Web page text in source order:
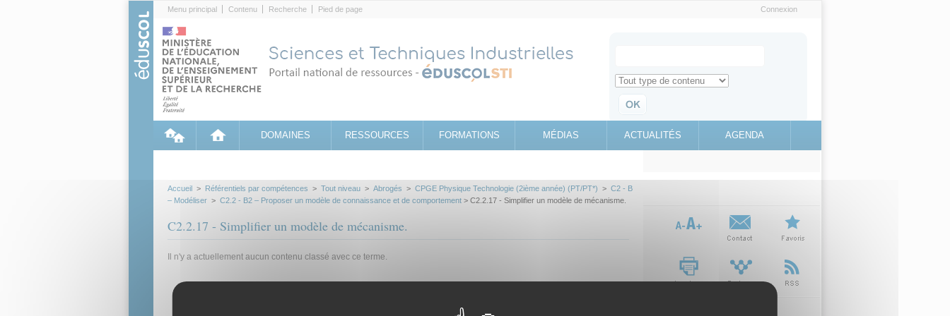
Menu principal Contenu Recherche Pied de page Connexion
Search for
Retrouvez toute l'information sur le site education.gouv.fr
DOMAINES RESSOURCES FORMATIONS MÉDIAS ACTUALITÉS AGENDA
Accueil > Référentiels par compétences > Tout niveau > Abrogés > CPGE Physique Technologie (2ième année) (PT/PT*) > C2 - B
– Modéliser > C2.2 - B2 – Proposer un modèle de connaissance et de comportement > C2.2.17 - Simplifier un modèle de mécanisme.
C2.2.17 - Simplifier un modèle de mécanisme.
Il n'y a actuellement aucun contenu classé avec ce terme.